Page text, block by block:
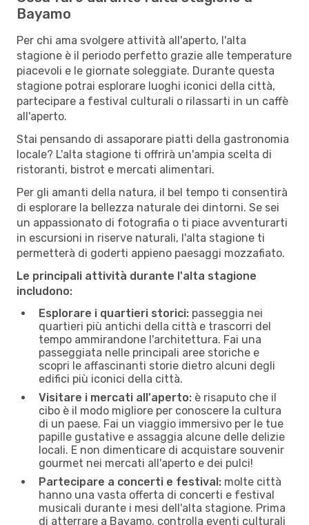
Bayamo
Per chi ama svolgere attività all'aperto, l'alta
stagione è il periodo perfetto grazie alle temperature
piacevoli e le giornate soleggiate. Durante questa
stagione potrai esplorare luoghi iconici della città,
partecipare a festival culturali o rilassarti in un caffè
all'aperto.
Stai pensando di assaporare piatti della gastronomia
locale? L'alta stagione ti offrirà un'ampia scelta di
ristoranti, bistrot e mercati alimentari.
Per gli amanti della natura, il bel tempo ti consentirà
di esplorare la bellezza naturale dei dintorni. Se sei
un appassionato di fotografia o ti piace avventurarti
in escursioni in riserve naturali, l'alta stagione ti
permetterà di goderti appieno paesaggi mozzafiato.
Le principali attività durante l'alta stagione
includono:
Esplorare i quartieri storici: passeggia nei
quartieri più antichi della città e trascorri del
tempo ammirandone l'architettura. Fai una
passeggiata nelle principali aree storiche e
scopri le affascinanti storie dietro alcuni degli
edifici più iconici della città.
Visitare i mercati all'aperto: è risaputo che il
cibo è il modo migliore per conoscere la cultura
di un paese. Fai un viaggio immersivo per le tue
papille gustative e assaggia alcune delle delizie
locali. E non dimenticare di acquistare souvenir
gourmet nei mercati all'aperto e dei pulci!
Partecipare a concerti e festival: molte città
hanno una vasta offerta di concerti e festival
musicali durante i mesi dell'alta stagione. Prima
di atterrare a Bayamo, controlla eventi culturali